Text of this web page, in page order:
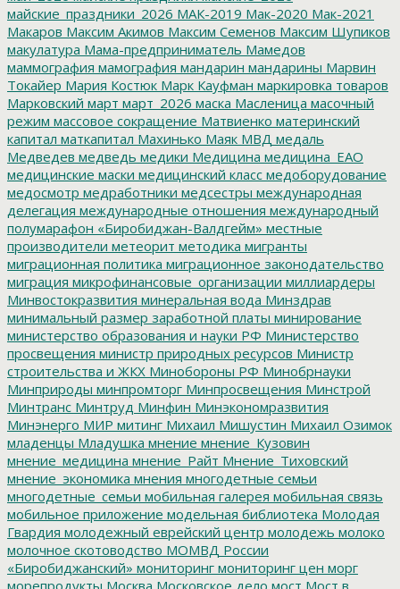
майские_праздники_2026 МАК-2019 Мак-2020 Мак-2021
Макаров Максим Акимов Максим Семенов Максим Шупиков
макулатура Мама-предприниматель Мамедов
маммография мамография мандарин мандарины Марвин
Токайер Мария Костюк Марк Кауфман маркировка товаров
Марковский март март_2026 маска Масленица масочный
режим массовое сокращение Матвиенко материнский
капитал маткапитал Махинько Маяк МВД медаль
Медведев медведь медики Медицина медицина_ЕАО
медицинские маски медицинский класс медоборудование
медосмотр медработники медсестры международная
делегация международные отношения международный
полумарафон «Биробиджан-Валдгейм» местные
производители метеорит методика мигранты
миграционная политика миграционное законодательство
миграция микрофинансовые_организации миллиардеры
Минвостокразвития минеральная вода Минздрав
минимальный размер заработной платы минирование
министерство образования и науки РФ Министерство
просвещения министр природных ресурсов Министр
строительства и ЖКХ Минобороны РФ Минобрнауки
Минприроды минпромторг Минпросвещения Минстрой
Минтранс Минтруд Минфин Минэкономразвития
Минэнерго МИР митинг Михаил Мишустин Михаил Озимок
младенцы Младушка мнение мнение_Кузовин
мнение_медицина мнение_Райт Мнение_Тиховский
мнение_экономика мнения многодетные семьи
многодетные_семьи мобильная галерея мобильная связь
мобильное приложение модельная библиотека Молодая
Гвардия молодежный еврейский центр молодежь молоко
молочное скотоводство МОМВД России
«Биробиджанский» мониторинг мониторинг цен морг
морепродукты Москва Московское дело мост Мост в